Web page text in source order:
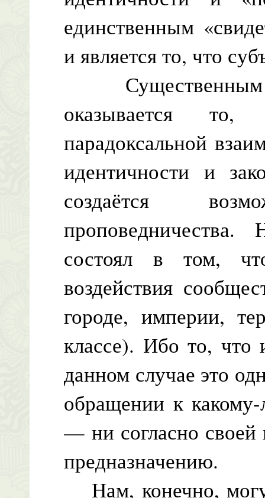
единственным
и является то, что
Существенным
оказывается
парадоксальной
идентичности и
создаётся
состоял в том,
воздействия
городе, империи,
классе). Ибо то, что
данном случае это
обращении к
— ни согласно своей
предназначению.
Нам, конечно,